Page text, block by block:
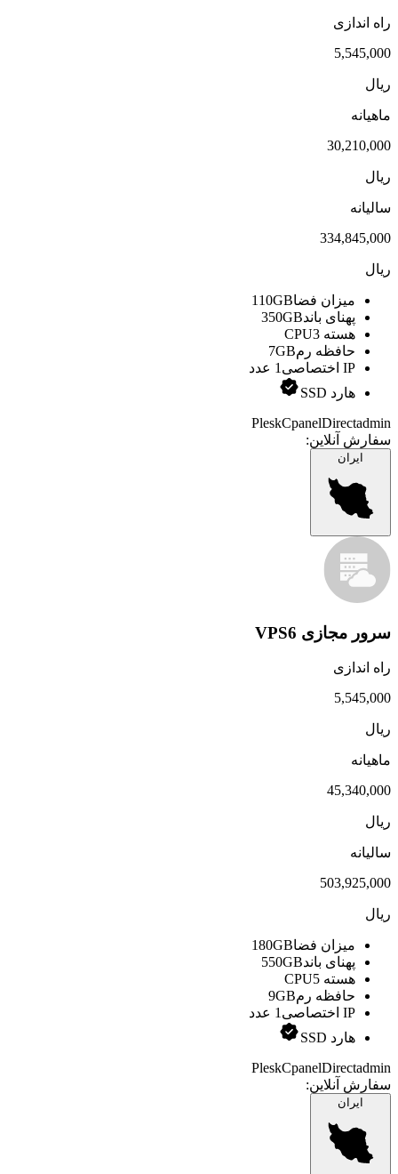
راه اندازی
5,545,000
ریال
ماهیانه
30,210,000
ریال
سالیانه
334,845,000
ریال
میزان فضا110GB
پهنای باند350GB
هسته CPU 3
حافظه رم7GB
IP اختصاصی
1 عدد
هارد SSD
PleskCpanelDirectadmin
سفارش آنلاین:
ایران
سرور مجازی VPS6
راه اندازی
5,545,000
ریال
ماهیانه
45,340,000
ریال
سالیانه
503,925,000
ریال
میزان فضا180GB
پهنای باند550GB
هسته CPU 5
حافظه رم9GB
IP اختصاصی
1 عدد
هارد SSD
PleskCpanelDirectadmin
سفارش آنلاین:
ایران